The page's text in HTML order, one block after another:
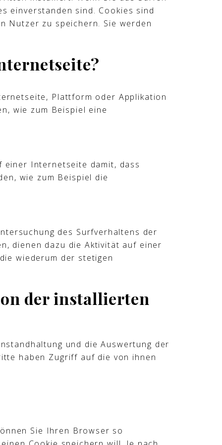
einverstanden sind. Cookies sind
Nutzer zu speichern. Sie werden
Plattform oder Applikation
wie zum Beispiel eine
einer Internetseite damit, dass
wie zum Beispiel die
des Surfverhaltens der
dienen dazu die Aktivität auf einer
wiederum der stetigen
der installierten
und die Auswertung der
haben Zugriff auf die von ihnen
Sie Ihren Browser so